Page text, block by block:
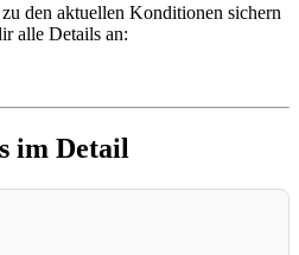
den aktuellen Konditionen sichern
alle Details an:
im Detail